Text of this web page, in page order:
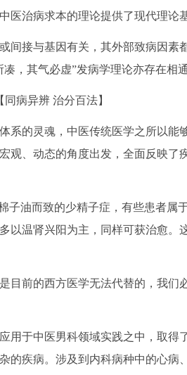
医治病求本的理论提供了现代理论
接与基因有关，其外部致病因素
，其气必虚”发病学理论亦存在相
【同病异辨 治分百法】
的灵魂，中医传统医学之所以能
观、动态的角度出发，全面反映了
油而致的少精子症，有些患者属
以温肾兴阳为主，同样可获治愈。
前的西方医学无法代替的，我们
用于中医男科领域实践之中，取得
的疾病。涉及到内科病种中的心病